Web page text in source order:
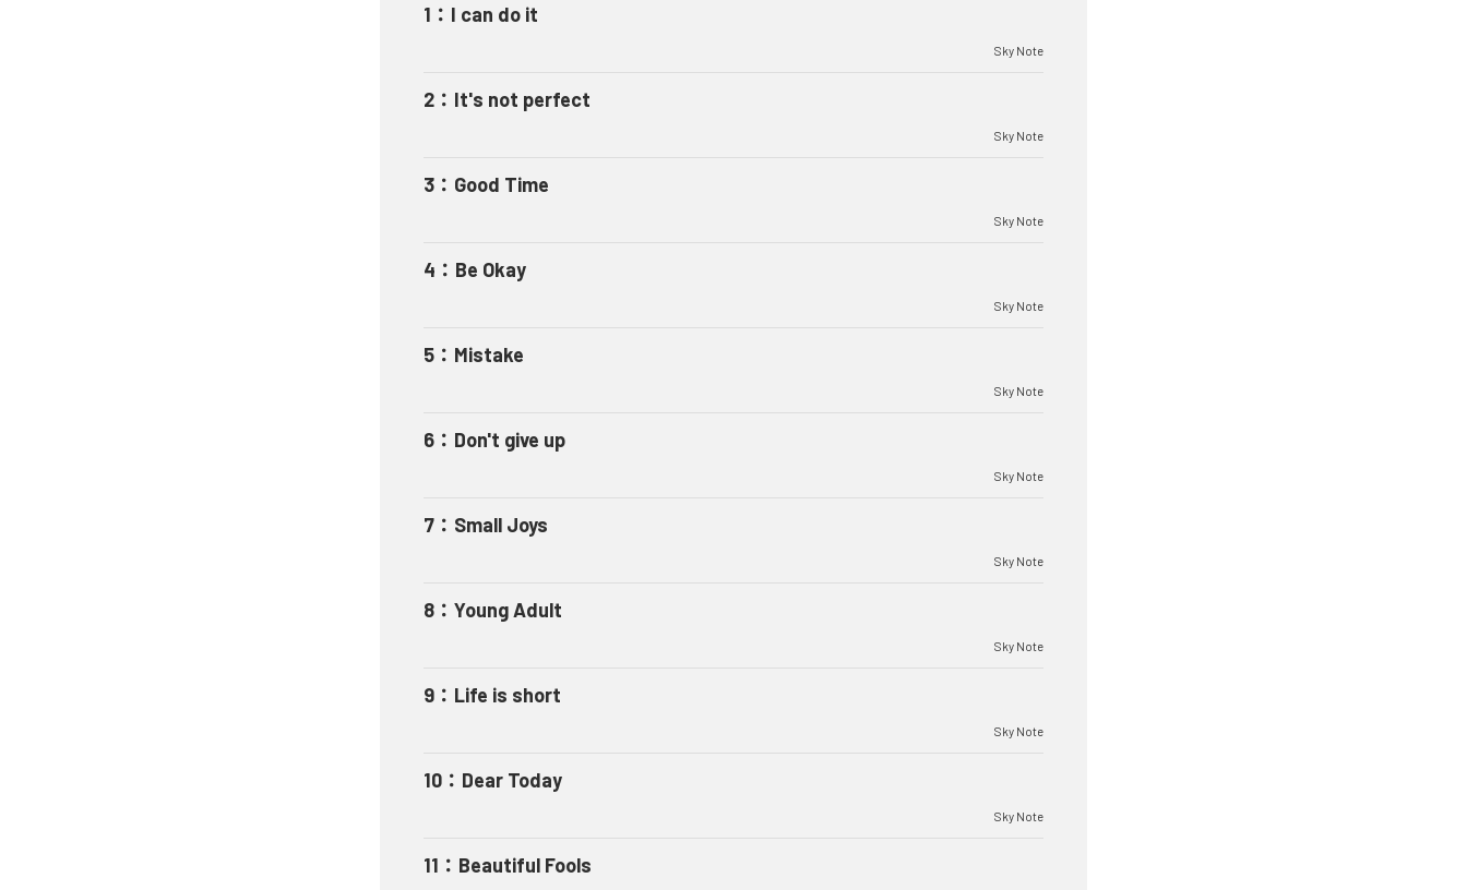
1 ： I can do it
Sky Note
2 ： It's not perfect
Sky Note
3 ： Good Time
Sky Note
4 ： Be Okay
Sky Note
5 ： Mistake
Sky Note
6 ： Don't give up
Sky Note
7 ： Small Joys
Sky Note
8 ： Young Adult
Sky Note
9 ： Life is short
Sky Note
10 ： Dear Today
Sky Note
11 ： Beautiful Fools